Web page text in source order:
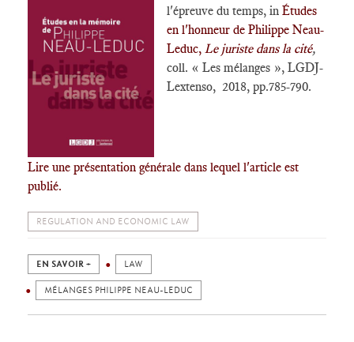
l'épreuve du temps, in Études
en l'honneur de Philippe Neau-
Leduc, Le juriste dans la cité,
coll. « Les mélanges », LGDJ-
Lextenso, 2018, pp.785-790.
Lire une présentation générale dans lequel l'article est
publié.
REGULATION AND ECONOMIC LAW
EN SAVOIR + LAW
MÉLANGES PHILIPPE NEAU-LEDUC